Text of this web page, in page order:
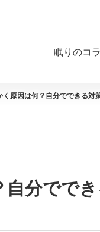
眠りのコ
く原因は何？自分でできる対
分でで